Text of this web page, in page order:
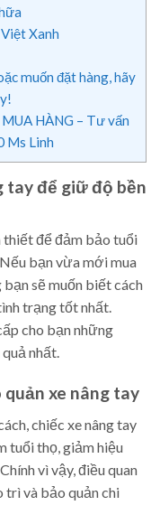
Xanh
muốn đặt hàng, hãy
HÀNG – Tư vấn
Ms Linh
tay để giữ độ bền
thiết để đảm bảo tuổi
bạn vừa mới mua
bạn sẽ muốn biết cách
trạng tốt nhất.
cho bạn những
nhất.
xe nâng tay
chiếc xe nâng tay
tuổi thọ, giảm hiệu
vì vậy, điều quan
trì và bảo quản chi